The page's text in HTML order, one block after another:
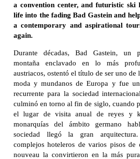
a convention center, and futuristic ski
life into the fading Bad Gastein and
a contemporary and aspirational
again.
Durante décadas, Bad Gastein, un
montaña enclavado en lo más
austriacos, ostentó el título de ser uno de
moda y mundanos de Europa y fue
recurrente para la sociedad
culminó en torno al fin de siglo, cuando
el lugar de visita anual de reyes y
monarquías del ámbito germano
sociedad llegó la gran
complejos hoteleros de varios pisos de
nouveau la convirtieron en la más pura